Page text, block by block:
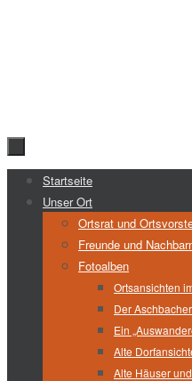
Zum
Inhalt
Startseite
Unser Ort
Ortsrat und
Freunde und
Fotoalben
Ortsansichten
Der
Ein
Alte
Alte Häuser